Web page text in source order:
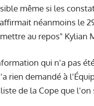
même si les
néanmoins le
au repos" Kylian
qui n'a pas
rien demandé à
de la Cope que